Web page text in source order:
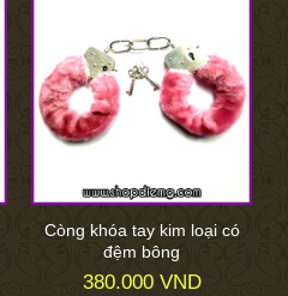
Còng khóa tay kim loại có
đệm bông
380.000 VND